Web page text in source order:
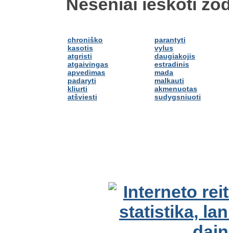
chroniško
kasotis
atgristi
atgaivingas
apvedimas
padaryti
kliurti
atšviesti
parantyti
vylus
daugiakojis
estradinis
mada
malkauti
akmenuotas
sudygsniuoti